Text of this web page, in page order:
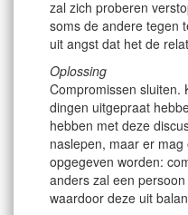
zal zich proberen
soms de andere tegen
uit angst dat het de
Oplossing
Compromissen sluiten.
dingen uitgepraat
hebben met deze
naslepen, maar er
opgegeven worden:
anders zal een
waardoor deze uit